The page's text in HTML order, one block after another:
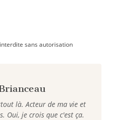
là. Acteur de ma vie et
Oui, je crois que c'est ça.
sans autorisation